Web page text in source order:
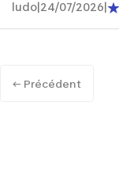
ludo 24/07/2026
← Précédent